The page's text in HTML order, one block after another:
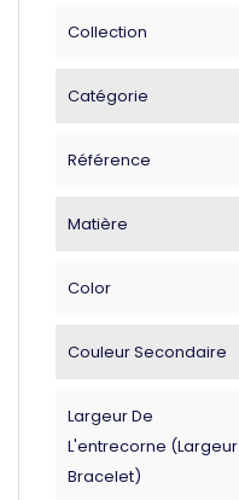
Collection
Catégorie
Référence
Matière
Color
Couleur Secondaire
Largeur De
L'entrecorne (largeur
Bracelet)